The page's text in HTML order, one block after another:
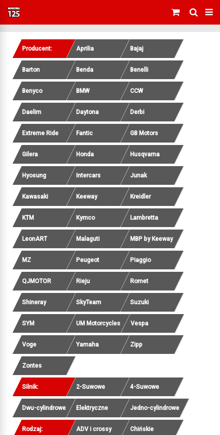
Producent: Aprilia Bajaj
Barton Benda Benelli
Benyco BMW CCW
Daelim Daytona Derbi
Extreme Ride Fantic GB Motors
Gilera Honda Husqvarna
Hyosung Intercars Junak
Kawasaki Keeway Kreidler
KTM Kymco Lambretta
LeonART Malaguti MBP by Keeway
MZ Peugeot Piaggio
QJMOTOR Rieju Romet
Shineray SkyTeam Suzuki
SYM UM Motorcycles Vespa
Voge Yamaha Zipp
Zontes
Silnik: 2-Suwowe 4-Suwowe
Dwu-cylindrowe Elektryczne Jedno-cylindrowe
Rodzaj: ADV i crossy Chińskie